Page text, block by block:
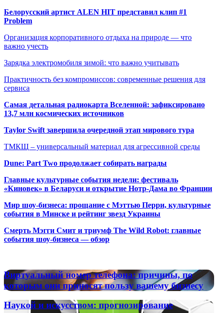
Белорусский артист ALEN HIT представил клип #1
Problem
Организация корпоративного отдыха на природе — что
важно учесть
Зарядка электромобиля зимой: что важно учитывать
Практичность без компромиссов: современные решения для
сервиса
Самая детальная радиокарта Вселенной: зафиксировано
13,7 млн космических источников
Taylor Swift завершила очередной этап мирового тура
ТМКЩ – универсальный материал для агрессивной среды
Dune: Part Two продолжает собирать награды
Главные культурные события недели: фестиваль
«Киновек» в Беларуси и открытие Нотр-Дама во Франции
Мир шоу-бизнеса: прощание с Мэттью Перри, культурные
события в Минске и рейтинг звезд Украины
Смерть Мэгги Смит и триумф The Wild Robot: главные
события шоу-бизнеса — обзор
Виртуальный
номер
телефона:
причины,
по
Виртуальный номер телефона: причины, по
которым они приносят пользу вашему бизнесу
Наукой
Наукой и искусством: прогнозирование